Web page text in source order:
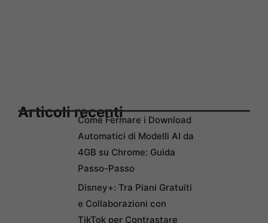
Articoli recentiCome Fermare i Download
Automatici di Modelli AI da
4GB su Chrome: Guida
Passo-Passo
Disney+: Tra Piani Gratuiti
e Collaborazioni con
TikTok per Contrastare